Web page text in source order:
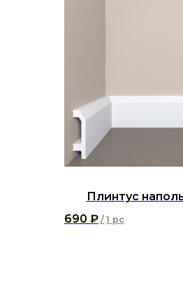
Плинтус
690 ₽ / 1 pc